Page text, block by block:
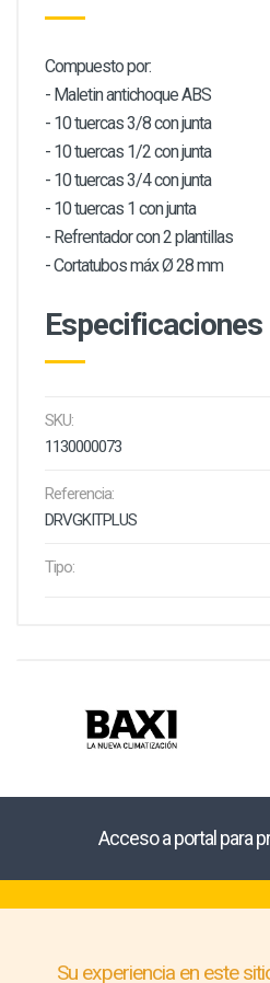
Compuesto por:
- Maletin antichoque ABS
- 10 tuercas 3/8 con junta
- 10 tuercas 1/2 con junta
- 10 tuercas 3/4 con junta
- 10 tuercas 1 con junta
- Refrentador con 2 plantillas
- Cortatubos máx Ø 28 mm
Especificaciones
SKU:
1130000073
Referencia:
DRVGKITPLUS
Tipo:
Acceso a portal para
Su experiencia en este